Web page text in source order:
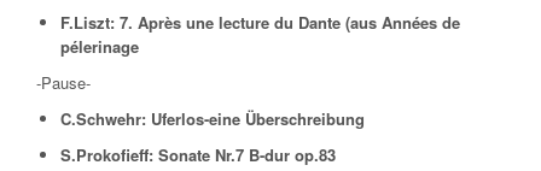
F.Liszt: 7. Après une lecture du Dante (aus Années de
pélerinage
-Pause-
C.Schwehr: Uferlos-eine Überschreibung
S.Prokofieff: Sonate Nr.7 B-dur op.83